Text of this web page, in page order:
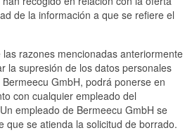
de la información a que se refiere el
razones mencionadas anteriormente
la supresión de los datos personales
GmbH, podrá ponerse en
con cualquier empleado del
empleado de Bermeecu GmbH se
que se atienda la solicitud de borrado.